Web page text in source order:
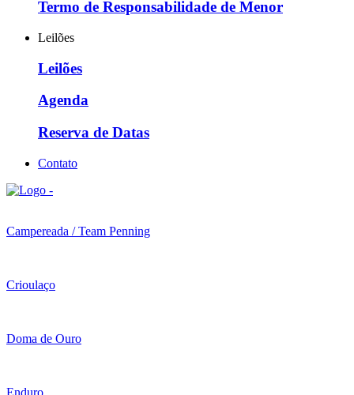
Termo de Responsabilidade de Menor
Leilões
Leilões
Agenda
Reserva de Datas
Contato
Campereada / Team Penning
Crioulaço
Doma de Ouro
Enduro